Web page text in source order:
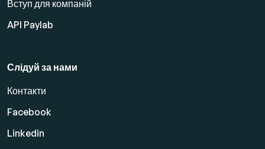
Вступ для компаній
API Paylab
Слідуй за нами
Контакти
Facebook
Linkedin